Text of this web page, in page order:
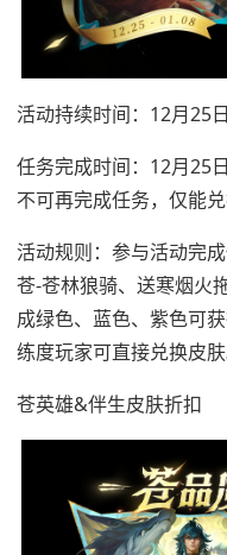
活动持续时间：12月25
任务完成时间：12月25
不可再完成任务，仅能
活动规则：参与活动完
苍-苍林狼骑、送寒烟火
成绿色、蓝色、紫色可
练度玩家可直接兑换皮肤
苍英雄&伴生皮肤折扣